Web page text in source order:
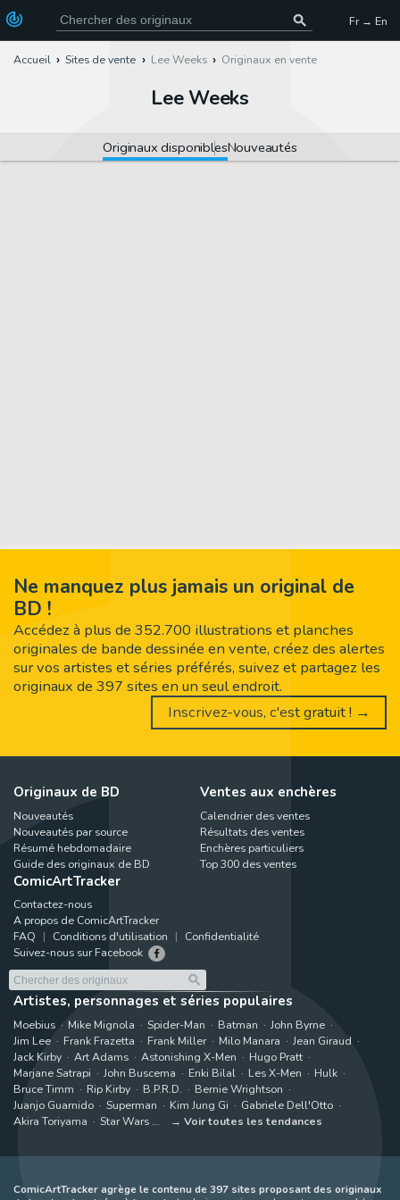
Fr → En
Accueil Sites de vente Lee Weeks Originaux en vente
Lee Weeks
Originaux disponiblesNouveautés
Ne manquez plus jamais un original de
BD !
Accédez à plus de 352.700 illustrations et planches
originales de bande dessinée en vente, créez des alertes
sur vos artistes et séries préférés, suivez et partagez les
originaux de 397 sites en un seul endroit.
Inscrivez-vous, c'est gratuit ! →
Originaux de BD
Nouveautés
Nouveautés par source
Résumé hebdomadaire
Guide des originaux de BD
Ventes aux enchères
Calendrier des ventes
Résultats des ventes
Enchères particuliers
Top 300 des ventes
ComicArtTracker
Contactez-nous
A propos de ComicArtTracker
FAQ
Conditions d'utilisation
Confidentialité
Suivez-nous sur Facebook
Artistes, personnages et séries populaires
Moebius Mike Mignola Spider-Man Batman
John Byrne
Jim Lee
Frank Frazetta Frank Miller Milo Manara
Jean Giraud
Jack Kirby
Art Adams Astonishing X-Men
Hugo Pratt
Marjane Satrapi
John Buscema Enki Bilal Les X-Men
Hulk
Bruce Timm
Rip Kirby B.P.R.D.
Bernie Wrightson
Juanjo Guarnido
Superman Kim Jung Gi
Gabriele Dell'Otto
Akira Toriyama
Star Wars Voir toutes les tendances
ComicArtTracker agrège le contenu de 397 sites proposant des originaux